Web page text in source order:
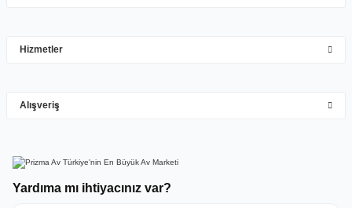
Deneyimini Paylaş
Yardıma mı ihtiyacınız var?
Hizmetler
Alışveriş